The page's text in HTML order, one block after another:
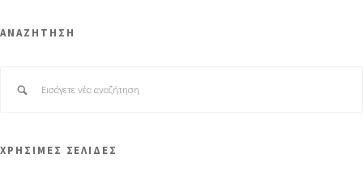
ΑΝΑΖΗΤΗΣΗ
ΧΡΗΣΙΜΕΣ ΣΕΛΙΔΕΣ